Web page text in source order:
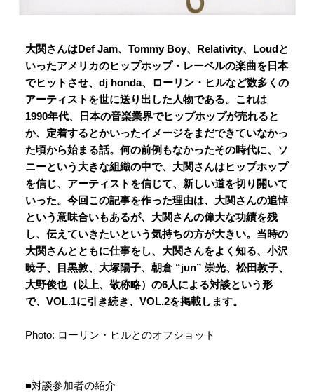
大関さんはDef Jam、Tommy Boy、Relativity、Loudと
いったアメリカのヒップホップ・レーベルの楽曲を日本
でヒットさせ、dj honda、ローリン・ヒルなど数多くの
アーティストを世に送り出した人物である。これは
1990年代、日本の音楽業界でヒップホップが売れると
か、定着するとかいったイメージをまだできていなかっ
た頃から始まる話。何の前例もなかったその時代に、ソ
ニーという大きな組織の中で、大関さんはヒップホップ
を信じ、アーティストを信じて、新しい道を切り開いて
いった。今回この記事を作った理由は、大関さんの追悼
という意味合いもあるが、大関さんの偉大な功績を残
し、伝えていきたいという気持ちの方が大きい。当時の
大関さんとともに仕事をし、大関さんをよく知る、小沢
暁子、目黒敦、大塚陽子、朝倉 “jun” 崇光、松田敦子、
大野俊也（以上、敬称略）の6人による対談という形
で、VOL.1に引き続き、VOL.2を掲載します。
Photo: ローリン・ヒルとのオフショット
■対談参加者の紹介